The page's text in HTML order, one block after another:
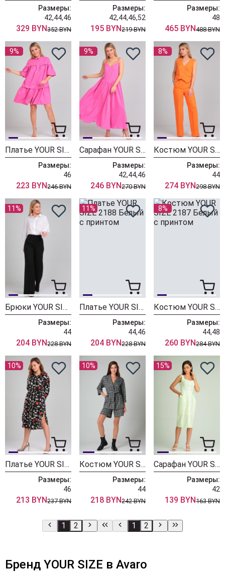
Размеры:
42,44,46
329 BYN352 BYN
Размеры:
42,44,46,52
195 BYN219 BYN
Размеры:
48
465 BYN488 BYN
9%
Платье YOUR SIZE 2197 Азалия розовая
Размеры:
46
223 BYN246 BYN
9%
Сарафан YOUR SIZE 2194 Азалия розовая
Размеры:
42,44,46
246 BYN270 BYN
8%
Костюм YOUR SIZE 2193 оранжевый
Размеры:
44
274 BYN298 BYN
11%
Брюки YOUR SIZE 2190 черный
Размеры:
44
204 BYN228 BYN
11%
Платье YOUR SIZE 2188 Белый с принтом
Размеры:
44,46
204 BYN228 BYN
8%
Костюм YOUR SIZE 2187 Белый с принтом
Размеры:
44,48
260 BYN284 BYN
10%
Платье YOUR SIZE 2184 Цветной принт на черном
Размеры:
46
213 BYN237 BYN
10%
Костюм YOUR SIZE 2162 Мультиколор в клетку
Размеры:
44
218 BYN242 BYN
15%
Сарафан YOUR SIZE 2150 салатовый
Размеры:
42
139 BYN163 BYN
1 2 1 2
Бренд YOUR SIZE в Avaro